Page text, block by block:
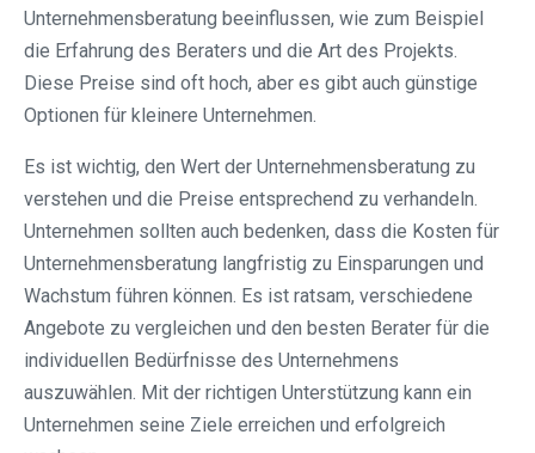
Unternehmensberatung beeinflussen, wie zum Beispiel
die Erfahrung des Beraters und die Art des Projekts.
Diese Preise sind oft hoch, aber es gibt auch günstige
Optionen für kleinere Unternehmen.
Es ist wichtig, den Wert der Unternehmensberatung zu
verstehen und die Preise entsprechend zu verhandeln.
Unternehmen sollten auch bedenken, dass die Kosten für
Unternehmensberatung langfristig zu Einsparungen und
Wachstum führen können. Es ist ratsam, verschiedene
Angebote zu vergleichen und den besten Berater für die
individuellen Bedürfnisse des Unternehmens
auszuwählen. Mit der richtigen Unterstützung kann ein
Unternehmen seine Ziele erreichen und erfolgreich